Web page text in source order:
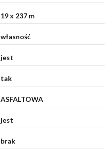
19 x 237 m
własność
jest
tak
ASFALTOWA
jest
brak